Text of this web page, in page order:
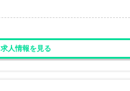
求人情報を見る